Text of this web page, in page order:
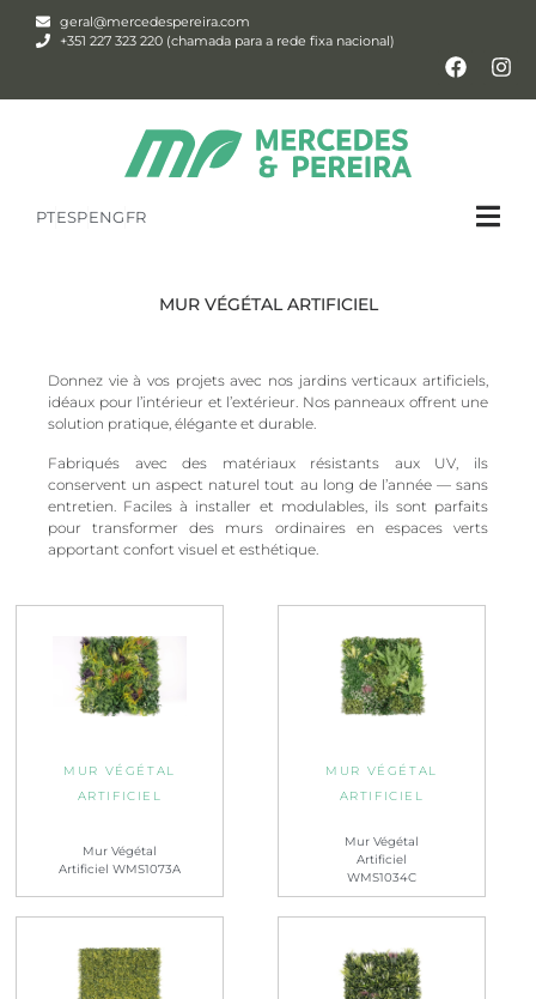
geral@mercedespereira.com
+351 227 323 220 (chamada para a rede fixa nacional)
PTESPENGFR
MUR VÉGÉTAL ARTIFICIEL
Donnez vie à vos projets avec nos jardins verticaux artificiels,
idéaux pour l’intérieur et l’extérieur. Nos panneaux offrent une
solution pratique, élégante et durable.
Fabriqués avec des matériaux résistants aux UV, ils
conservent un aspect naturel tout au long de l’année — sans
entretien. Faciles à installer et modulables, ils sont parfaits
pour transformer des murs ordinaires en espaces verts
apportant confort visuel et esthétique.
MUR VÉGÉTAL
ARTIFICIEL
Mur Végétal
Artificiel WMS1073A
MUR VÉGÉTAL
ARTIFICIEL
Mur Végétal
Artificiel
WMS1034C